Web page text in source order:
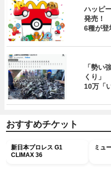
ハッピ
発売！
6種が登
「勢い
くり」
10万「
おすすめチケット
新日本プロレス G1
CLIMAX 36
ミュ